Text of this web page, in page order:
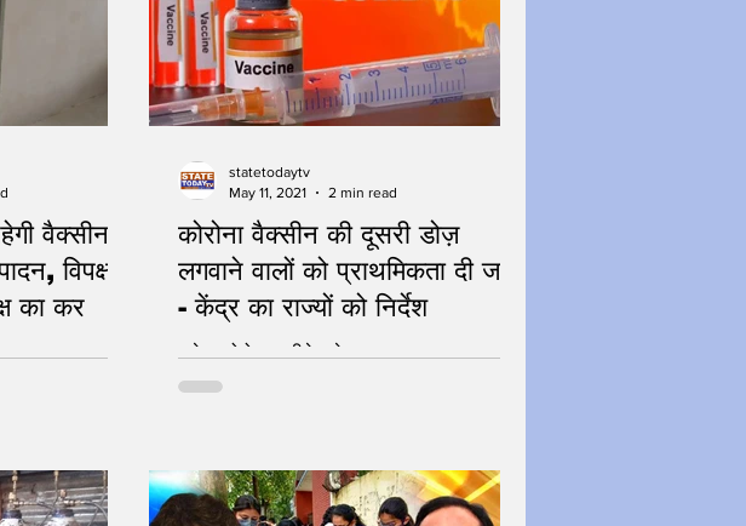
वैक्सीन
विपक्ष
का कर
कोरोना वैक्सीन की दूसरी डोज़
लगवाने वालों को प्राथमिकता दी जाए
- केंद्र का राज्यों को निर्देश
हारेगा कोरोना - जीतेगा देश
statetodaytv
May 11, 2021
2 min read